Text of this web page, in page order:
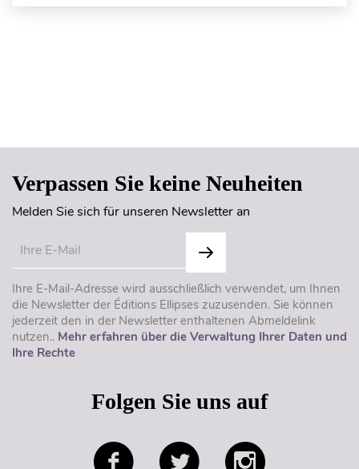
Verpassen Sie keine Neuheiten
Melden Sie sich für unseren Newsletter an
Ihre E-Mail-Adresse wird ausschließlich verwendet, um Ihnen
die Newsletter der Éditions Ellipses zuzusenden. Sie können
jederzeit den in der Newsletter enthaltenen Abmeldelink
nutzen.. Mehr erfahren über die Verwaltung Ihrer Daten und
Ihre Rechte
Folgen Sie uns auf